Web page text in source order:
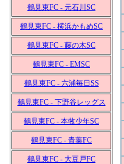
鶴見東FC - 元石川SC
鶴見東FC - 横浜かもめSC
鶴見東FC - 藤の木SC
鶴見東FC - EMSC
鶴見東FC - 六浦毎日SS
鶴見東FC - 下野谷レッグス
鶴見東FC - 本牧少年SC
鶴見東FC - 青葉FC
鶴見東FC - 大豆戸FC